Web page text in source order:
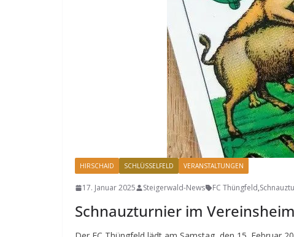
HIRSCHAID SCHLÜSSELFELD VERANSTALTUNGEN
17. Januar 2025 Steigerwald-News FC Thüngfeld,
Schnauzturnier im